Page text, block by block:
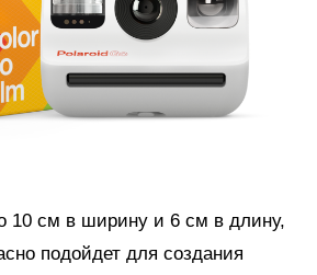
10 см в ширину и 6 см в длину,
подойдет для создания